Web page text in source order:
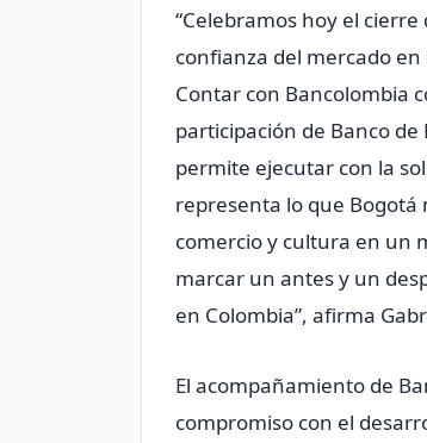
“Celebramos hoy el
confianza del mercado
Contar con Bancolombia
participación de Banco de
permite ejecutar con la
representa lo que Bogotá
comercio y cultura en un
marcar un antes y un
en Colombia”, afirma
El acompañamiento de
compromiso con el